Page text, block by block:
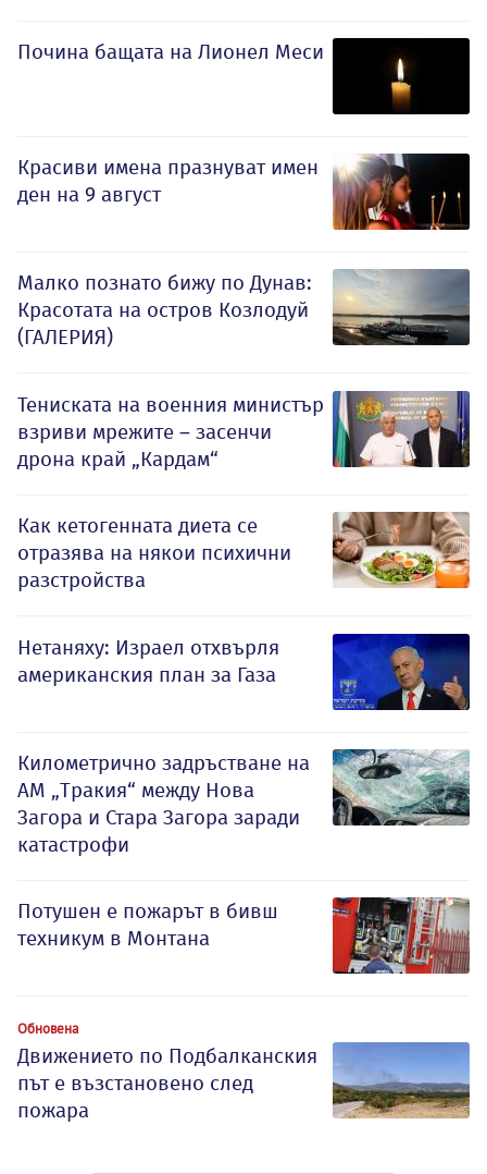
Почина бащата на Лионел Меси
Красиви имена празнуват имен
ден на 9 август
Малко познато бижу по Дунав:
Красотата на остров Козлодуй
(ГАЛЕРИЯ)
Тениската на военния министър
взриви мрежите – засенчи
дрона край „Кардам“
Как кетогенната диета се
отразява на някои психични
разстройства
Нетаняху: Израел отхвърля
американския план за Газа
Километрично задръстване на
АМ „Тракия“ между Нова
Загора и Стара Загора заради
катастрофи
Потушен е пожарът в бивш
техникум в Монтана
Обновена
Движението по Подбалканския
път е възстановено след
пожара